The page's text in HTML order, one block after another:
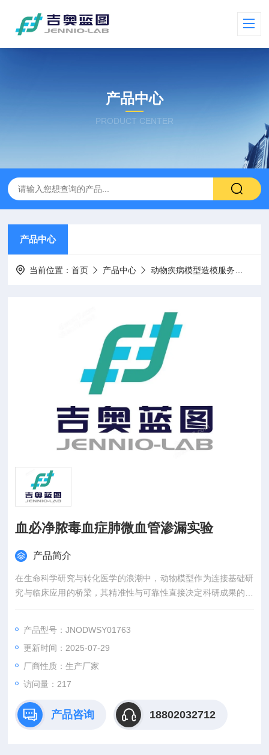
产品中心
PRODUCT CENTER
产品中心
当前位置：首页 产品中心 动物疾病模型造模服务
血必净脓毒血症肺微血管渗漏实验
产品简介
在生命科学研究与转化医学的浪潮中，动物模型作为连接基础研
究与临床应用的桥梁，其精准性与可靠性直接决定科研成果的价
值。吉奥蓝图（JENNIO-LAB）深耕生物医学领域十余载，凭借
机构、药企及医疗机构提供覆盖动物模型构建、药效评价、数据
分析与成果转化的一站式解决方案，助力客户突破科研瓶颈，加
速创新成果落地。
产品型号：JNODWSY01763
更新时间：2025-07-29
厂商性质：生产厂家
访问量：217
产品咨询 18802032712